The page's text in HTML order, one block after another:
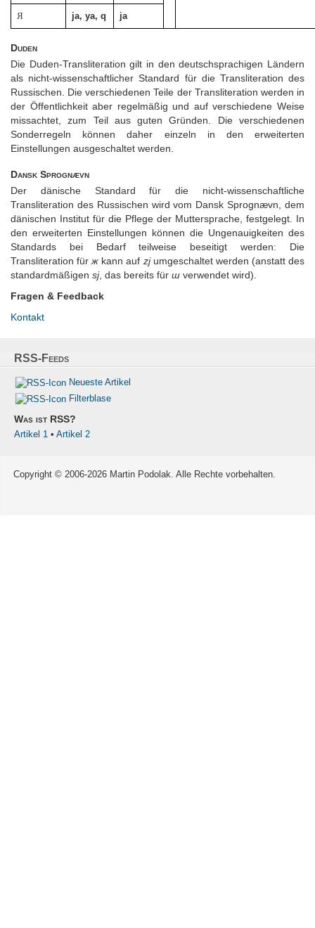
Я ja, ya, q ja
Duden
Die Duden-Transliteration gilt in den deutschsprachigen Ländern
als nicht-wissenschaftlicher Standard für die Transliteration des
Russischen. Die verschiedenen Teile der Transliteration werden in
der Öffentlichkeit aber regelmäßig und auf verschiedene Weise
missachtet, zum Teil aus guten Gründen. Die verschiedenen
Sonderregeln könnendaher einzeln in den erweiterten
Einstellungen ausgeschaltet werden.
Dansk Sprognævn
Der dänische Standard für die nicht-wissenschaftliche
Transliteration des Russischen wird vom Dansk Sprognævn, dem
dänischen Institut für die Pflege der Muttersprache, festgelegt. In
den erweiterten Einstellungen können die Ungenauigkeiten des
Standards bei Bedarf teilweise beseitigt werden: Die
Transliteration fürж kann auf zj umgeschaltet werden (anstatt des
standardmäßigen sj, das bereits für ш verwendet wird).
Fragen & Feedback
Kontakt
RSS-Feeds
Neueste Artikel
Filterblase
Was ist RSS?
Artikel 1 • Artikel 2
Copyright © 2006-2026 Martin Podolak. Alle Rechte vorbehalten.